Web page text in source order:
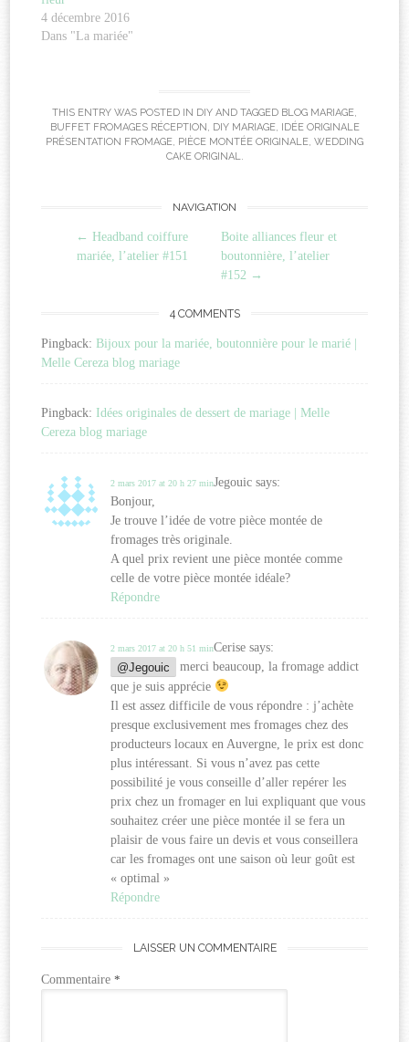
4 décembre 2016
Dans "La mariée"
THIS ENTRY WAS POSTED IN DIY AND TAGGED BLOG MARIAGE,
BUFFET FROMAGES RÉCEPTION, DIY MARIAGE, IDÉE ORIGINALE
PRÉSENTATION FROMAGE, PIÈCE MONTÉE ORIGINALE, WEDDING
CAKE ORIGINAL.
navigation
NAVIGATION
← Headband coiffure
mariée, l’atelier #151
Boite alliances fleur et
boutonnière, l’atelier
#152 →
4 COMMENTS
Pingback:Bijoux pour la mariée, boutonnière pour le marié |
Melle Cereza blog mariage
Pingback: Idées originales de dessert de mariage | Melle
Cereza blog mariage
Jegouic says:
2 mars 2017 at 20 h 27 min
Bonjour,
Je trouve l’idée de votre pièce montée de
fromages très originale.
A quel prix revient une pièce montée comme
celle de votre pièce montée idéale?
Répondre
Cerise says:
2 mars 2017 at 20 h 51 min
@Jegouic
merci beaucoup, la fromage addict
que je suis apprécie
Il est assez difficile de vous répondre : j’achète
presque exclusivement mes fromages chez des
producteurs locaux en Auvergne, le prix est donc
plus intéressant. Si vous n’avez pas cette
possibilité je vous conseille d’aller repérer les
prix chez un fromager en lui expliquant que vous
souhaitez créer une pièce montée il se fera un
plaisir de vous faire un devis et vous conseillera
car les fromages ont une saison où leur goût est
« optimal »
Répondre
LAISSER UN COMMENTAIRE
Commentaire*